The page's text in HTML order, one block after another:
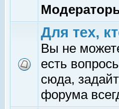
Для тех,
Вы не
есть
сюда,
форума